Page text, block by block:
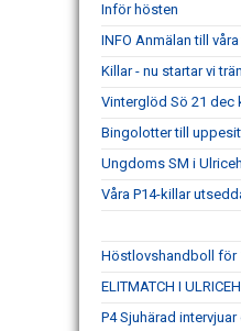
Inför hösten
INFO Anmälan till
Killar - nu startar vi
Vinterglöd Sö 21 dec
Bingolotter till
Ungdoms SM i
Våra P14-killar
Höstlovshandboll för
ELITMATCH I
P4 Sjuhärad